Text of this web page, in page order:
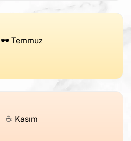
🕶️ Temmuz
☕ Kasım